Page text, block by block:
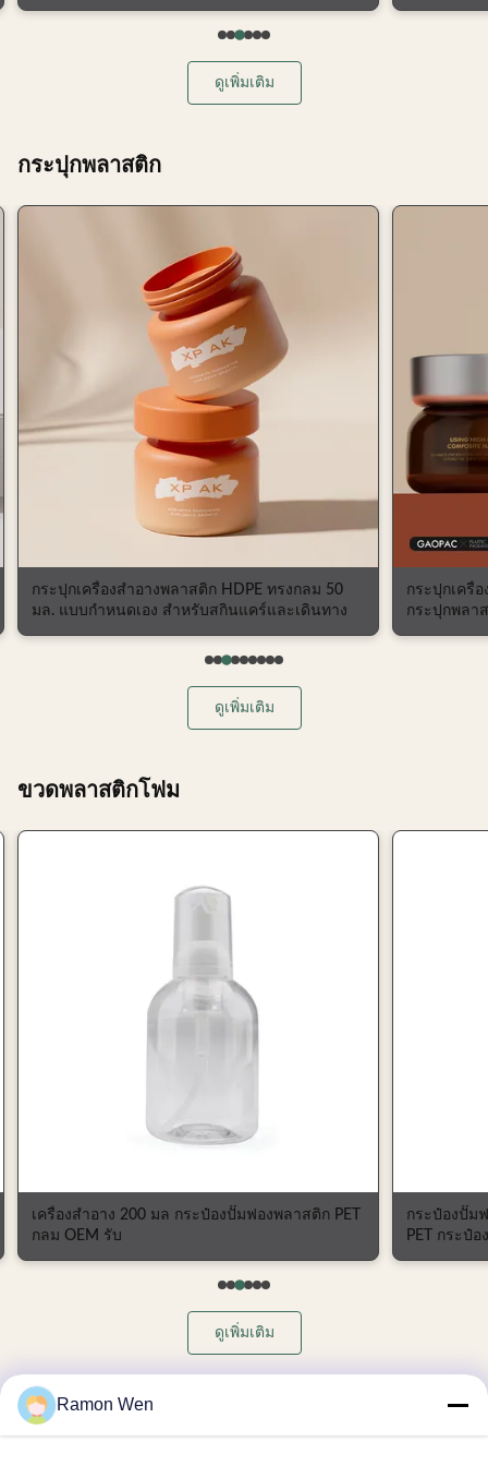
ดูเพิ่มเติม
กระปุกพลาสติก
กระปุกเครื่องสำอางพลาสติก HDPE ทรงกลม 50
มล. แบบกำหนดเอง สำหรับสกินแคร์และเดินทาง
กระปุกเครื่
กระปุกพลา
ดูเพิ่มเติม
ขวดพลาสติกโฟม
เครื่องสําอาง 200 มล กระป๋องปั๊มฟองพลาสติก PET
กลม OEM รับ
กระป๋องปั๊ม
PET กระป๋
ดูเพิ่มเติม
ประเภททั้งหมด
Ramon Wen